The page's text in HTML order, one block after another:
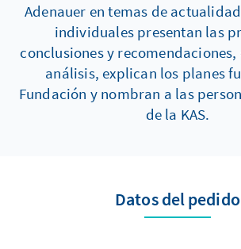
Adenauer en temas de
individuales presentan las
conclusiones y
análisis, explican los planes
Fundación y nombran a las
de la KAS.
Datos del pedido